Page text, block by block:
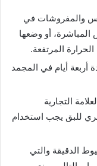
والمفروشات في
أو وضعها
المرتفعة.
أربعة أيام في المجمد
التجارية
للبق يجب استخدام
الدقيقة والتي